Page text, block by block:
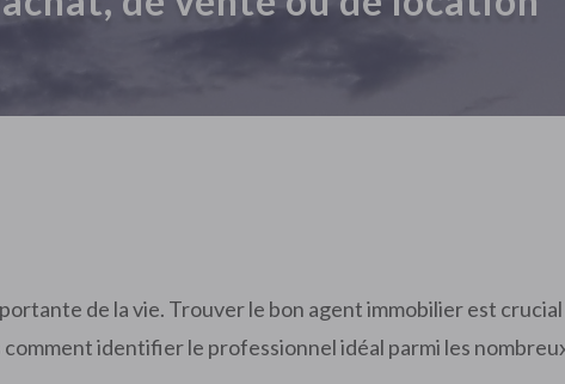
de la vie. Trouver le bon agent immobilier est
identifier le professionnel idéal parmi les